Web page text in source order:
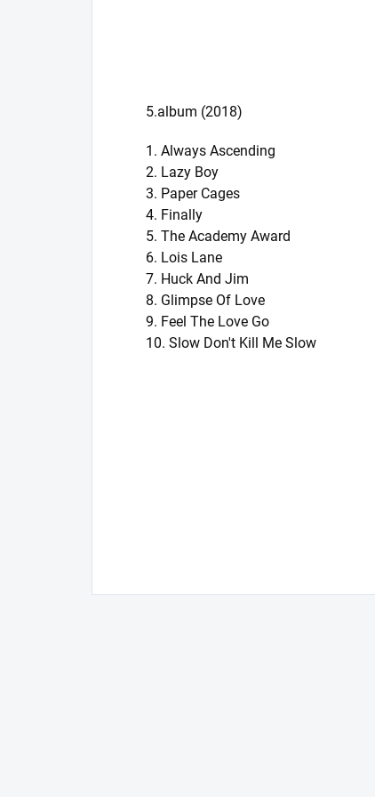
5.album (2018)
1. Always Ascending
2. Lazy Boy
3. Paper Cages
4. Finally
5. The Academy Award
6. Lois Lane
7. Huck And Jim
8. Glimpse Of Love
9. Feel The Love Go
10. Slow Don't Kill Me Slow